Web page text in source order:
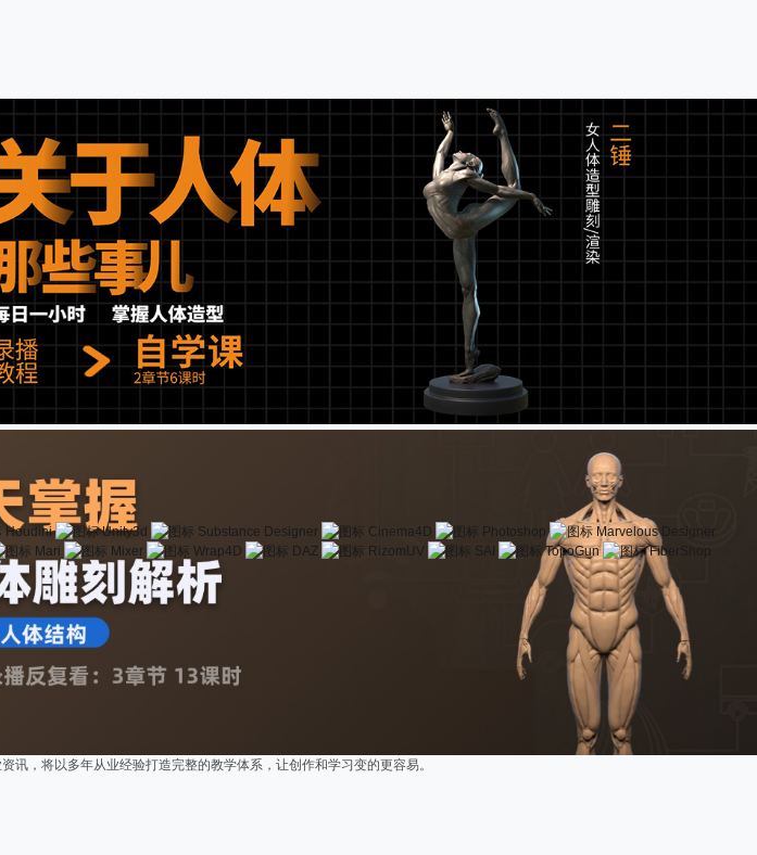
Houdini Unity3d Substance Designer Cinema4D Photoshop
Marvelous Designer
Mari Mixer Wrap4D DAZ RizomUV SAI TopoGun
FiberShop
，将以多年从业经验打造完整的教学体系，让创作和学习变的更容易。